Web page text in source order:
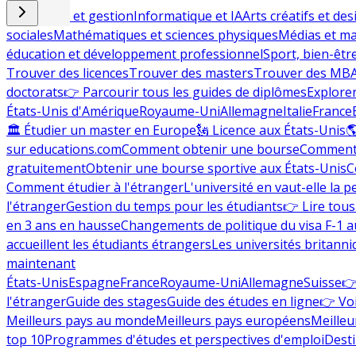
Commerce et gestionInformatique et IAArts créatifs et
socialesMathématiques et sciences physiquesMédias et
éducation et développement professionnelSport, bien-
Trouver des licencesTrouver des mastersTrouver des
doctorats👉 Parcourir tous les guides de diplômes
États-Unis d'AmériqueRoyaume-UniAllemagneItalieFrance
🏛 Étudier un master en Europe🗽 Licence aux États-Unis
sur educations.comComment obtenir une bourse
gratuitementObtenir une bourse sportive aux États-Unis
Comment étudier à l'étrangerL'université en vaut-elle la
l'étrangerGestion du temps pour les étudiants👉 Lire
en 3 ans en hausseChangements de politique du visa F-1
accueillent les étudiants étrangersLes universités
maintenant
États-UnisEspagneFranceRoyaume-UniAllemagneSuisse
l'étrangerGuide des stagesGuide des études en ligne👉
Meilleurs pays au mondeMeilleurs pays européens
top 10Programmes d'études et perspectives d'emploi